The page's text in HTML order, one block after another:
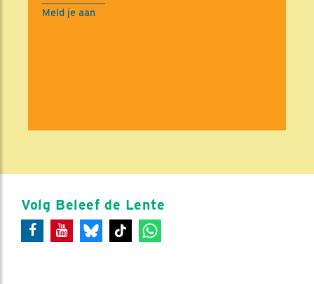
Meld je aan
Volg Beleef de Lente